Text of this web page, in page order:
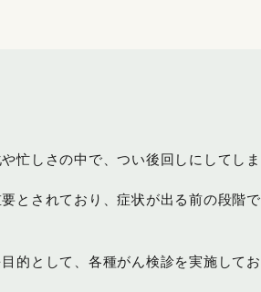
忙しさの中で、つい後回しにしてし
とされており、症状が出る前の段階
的として、各種がん検診を実施して